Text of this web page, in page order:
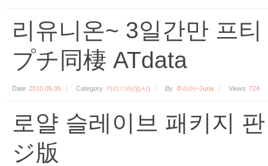
리유니온~ 3일간만 프
プチ同棲 ATdata
Date 2010.05.05 Category 기리기리(임시) By 주리아~Juria Views 724
로얄 슬레이브 패키지
ジ版